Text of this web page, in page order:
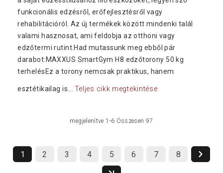
funkcionális edzésről, erőfejlesztésről vagy
rehabilitációról. Az új termékek között mindenki talál
valami hasznosat, ami feldobja az otthoni vagy
edzőtermi rutint.Had mutassunk meg ebből pár
darabot:MAXXUS SmartGym H8 edzőtorony 50 kg
terhelésEz a torony nemcsak praktikus, hanem
esztétikailag is... Teljes cikk megtekintése
megjelenítve 1-6 Összesen 97
1 2 3 4 5 6 7 8